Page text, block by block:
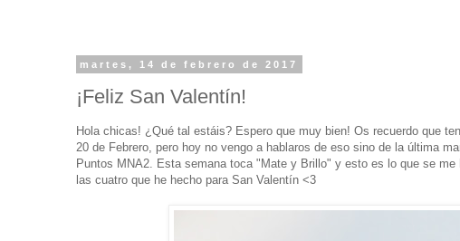
martes, 14 de febrero de 2017
¡Feliz San Valentín!
Hola chicas! ¿Qué tal estáis? Espero que muy bien! Os recuerdo que
20 de Febrero, pero hoy no vengo a hablaros de eso sino de la última
Puntos MNA2. Esta semana toca "Mate y Brillo" y esto es lo que se
las cuatro que he hecho para San Valentín <3